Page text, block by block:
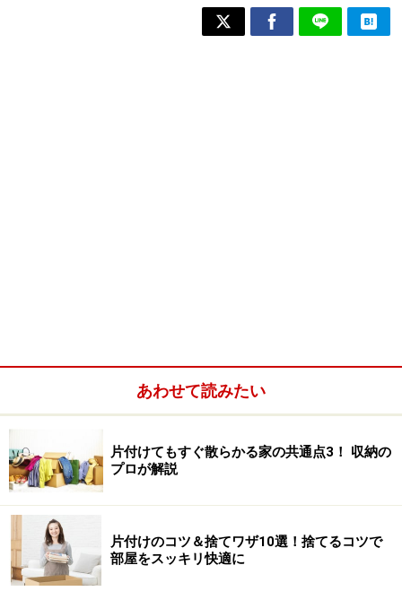
あわせて読みたい
片付けてもすぐ散らかる家の共通点3！ 収納の
プロが解説
片付けのコツ＆捨てワザ10選！捨てるコツで
部屋をスッキリ快適に